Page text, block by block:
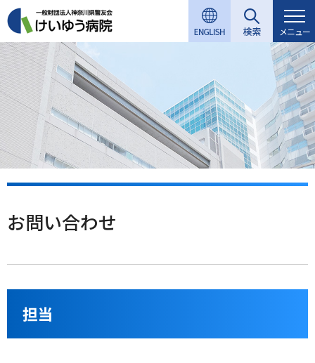
グ
ロ
ー
バ
ル
ナ
ビ
ゲ
ー
シ
ョ
へ
本
文
へ
ロ
ー
カ
ル
ナ
ビ
ゲ
ー
シ
ョ
ン
フ
ッ
タ
ー
へ
メニュー
お問い合わせ
担当